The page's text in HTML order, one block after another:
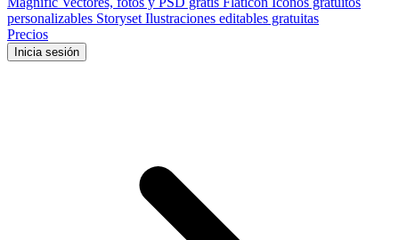
personalizables Storyset Ilustraciones editables gratuitas
Precios
Inicia sesión